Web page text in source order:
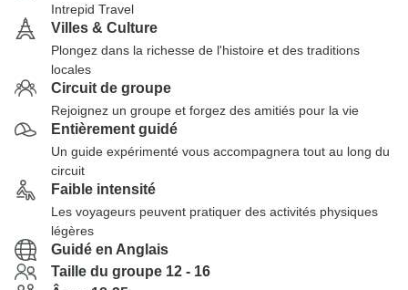
Intrepid Travel
Villes & Culture
Plongez dans la richesse de l'histoire et des traditions
locales
Circuit de groupe
Rejoignez un groupe et forgez des amitiés pour la vie
Entièrement guidé
Un guide expérimenté vous accompagnera tout au long du
circuit
Faible intensité
Les voyageurs peuvent pratiquer des activités physiques
légères
Guidé en Anglais
Taille du groupe 12 - 16